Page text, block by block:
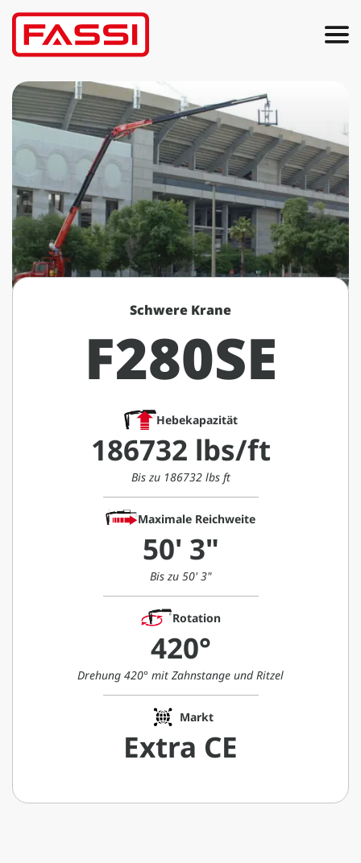
Schwere Krane
F280SE
Hebekapazität
186732 lbs/ft
Bis zu 186732 lbs ft
Maximale Reichweite
50' 3"
Bis zu 50' 3"
Rotation
420°
Drehung 420° mit Zahnstange und Ritzel
Markt
Extra CE